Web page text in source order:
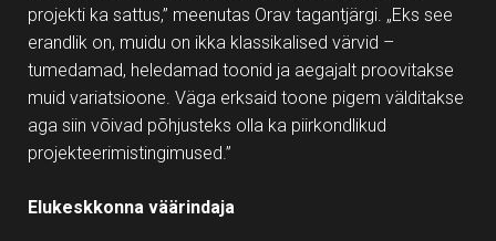
projekti ka sattus,” meenutas Orav tagantjärgi. „Eks see
erandlik on, muidu on ikka klassikalised värvid –
tumedamad, heledamad toonid ja aegajalt proovitakse
muid variatsioone. Väga erksaid toone pigem välditakse
aga siin võivad põhjusteks olla ka piirkondlikud
projekteerimistingimused.”
Elukeskkonna väärindaja